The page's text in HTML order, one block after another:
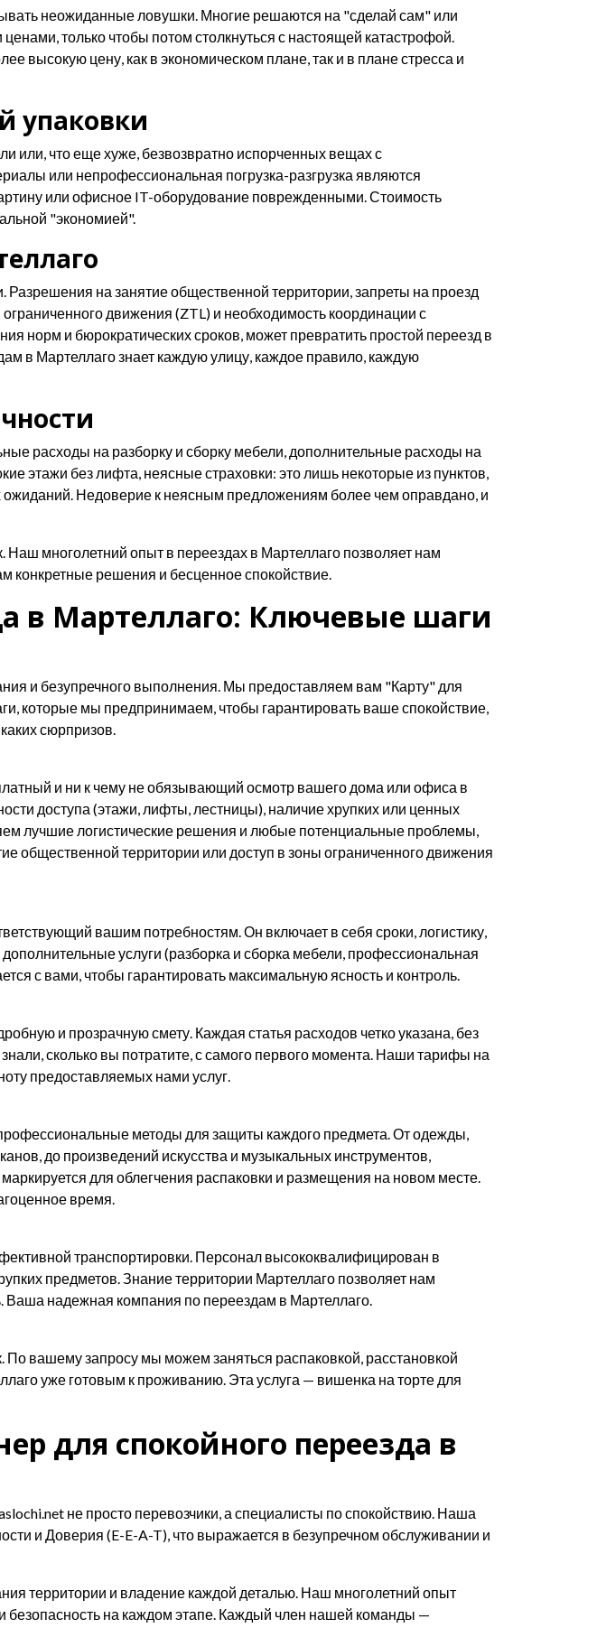
неожиданные ловушки. Многие решаются на "сделай сам" или
только чтобы потом столкнуться с настоящей катастрофой.
высокую цену, как в экономическом плане, так и в плане стресса и
упаковки
или, что еще хуже, безвозвратно испорченных вещах с
или непрофессиональная погрузка-разгрузка являются
или офисное IT-оборудование поврежденными. Стоимость
"экономией".
Разрешения на занятие общественной территории, запреты на проезд
движения (ZTL) и необходимость координации с
норм и бюрократических сроков, может превратить простой переезд в
в Мартеллаго знает каждую улицу, каждое правило, каждую
расходы на разборку и сборку мебели, дополнительные расходы на
этажи без лифта, неясные страховки: это лишь некоторые из пунктов,
ожиданий. Недоверие к неясным предложениям более чем оправдано, и
многолетний опыт в переездах в Мартеллаго позволяет нам
конкретные решения и бесценное спокойствие.
в Мартеллаго: Ключевые шаги
и безупречного выполнения. Мы предоставляем вам "Карту" для
которые мы предпринимаем, чтобы гарантировать ваше спокойствие,
сюрпризов.
и ни к чему не обязывающий осмотр вашего дома или офиса в
доступа (этажи, лифты, лестницы), наличие хрупких или ценных
лучшие логистические решения и любые потенциальные проблемы,
общественной территории или доступ в зоны ограниченного движения
вашим потребностям. Он включает в себя сроки, логистику,
услуги (разборка и сборка мебели, профессиональная
с вами, чтобы гарантировать максимальную ясность и контроль.
и прозрачную смету. Каждая статья расходов четко указана, без
сколько вы потратите, с самого первого момента. Наши тарифы на
предоставляемых нами услуг.
методы для защиты каждого предмета. От одежды,
до произведений искусства и музыкальных инструментов,
для облегчения распаковки и размещения на новом месте.
время.
транспортировки. Персонал высококвалифицирован в
предметов. Знание территории Мартеллаго позволяет нам
Ваша надежная компания по переездам в Мартеллаго.
вашему запросу мы можем заняться распаковкой, расстановкой
уже готовым к проживанию. Эта услуга — вишенка на торте для
для спокойного переезда в
не просто перевозчики, а специалисты по спокойствию. Наша
и Доверия (E-E-A-T), что выражается в безупречном обслуживании и
территории и владение каждой деталью. Наш многолетний опыт
безопасность на каждом этапе. Каждый член нашей команды —